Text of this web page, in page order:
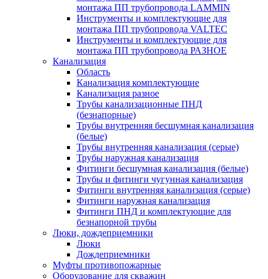
монтажа ПП трубопровода LAMMIN
Инструменты и комплектующие для
монтажа ПП трубопровода VALTEC
Инструменты и комплектующие для
монтажа ПП трубопровода РАЗНОЕ
Канализация
Область
Канализация комплектующие
Канализация разное
Трубы канализационные ПНД
(безнапорные)
Трубы внутренняя бесшумная канализация
(белые)
Трубы внутренняя канализация (серые)
Трубы наружная канализация
Фитинги бесшумная канализация (белые)
Трубы и фитинги чугунная канализация
Фитинги внутренняя канализация (серые)
Фитинги наружная канализация
Фитинги ПНД и комплектующие для
безнапорной трубы
Люки, дождеприемники
Люки
Дождеприемники
Муфты противопожарные
Оборудование для скважин